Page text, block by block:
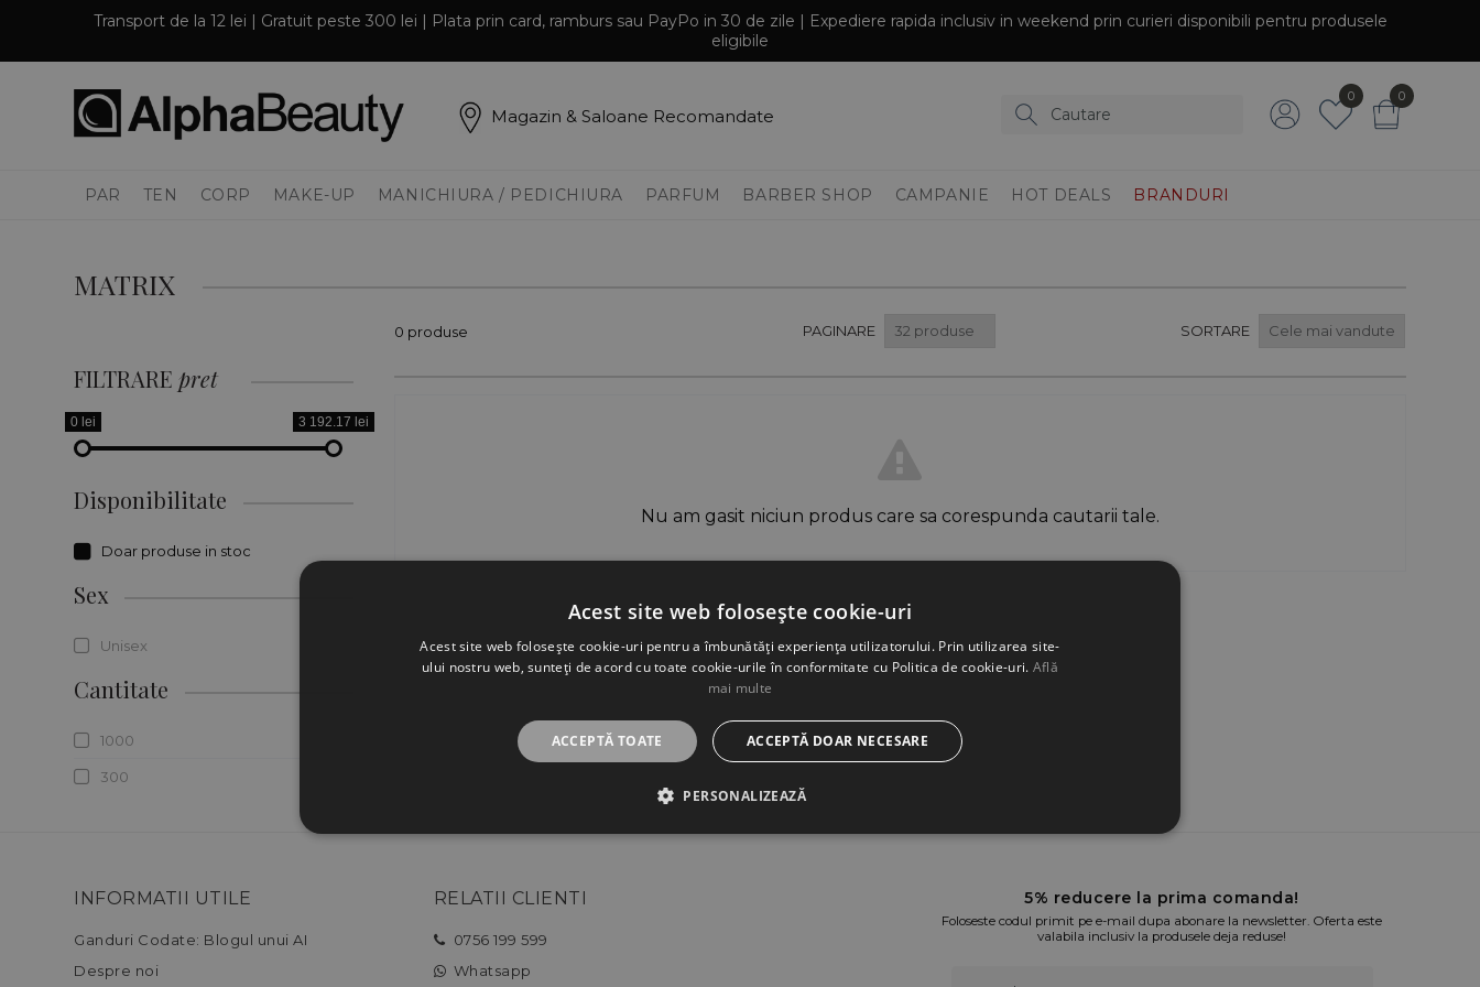
Transport de la 12 lei | Gratuit peste 300 lei | Plata prin card, ramburs sau PayPo in 30 de zile | Expediere rapida inclusiv in weekend prin curieri disponibili pentru produsele
eligibile
Magazin & Saloane Recomandate
0 0
PAR TEN CORP MAKE-UP MANICHIURA / PEDICHIURA PARFUM BARBER SHOP CAMPANIE HOT DEALS BRANDURI
MATRIX
FILTRAREpret
0 lei 3 192.17 lei
Disponibilitate
Doar produse in stoc
Sex
Unisex
Cantitate
1000
300
0 produse PAGINARE SORTARE
Nu am gasit niciun produs care sa corespunda cautarii tale.
INFORMATII UTILE
Ganduri Codate: Blogul unui AI
Despre noi
RELATII CLIENTI
0756 199 599
Whatsapp
5% reducere la prima comanda!
Foloseste codul primit pe e-mail dupa abonare la newsletter. Oferta este
valabila inclusiv la produsele deja reduse!
Acest site web folosește cookie-uri
Acest site web folosește cookie-uri pentru a îmbunătăți experiența utilizatorului. Prin utilizarea site-
ului nostru web, sunteți de acord cu toate cookie-urile în conformitate cu Politica de cookie-uri. Află
mai multe
ACCEPTĂ TOATE ACCEPTĂ DOAR NECESARE
PERSONALIZEAZĂ